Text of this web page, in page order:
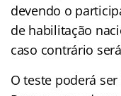
devendo o
de habilitação
caso contrário
O teste poderá